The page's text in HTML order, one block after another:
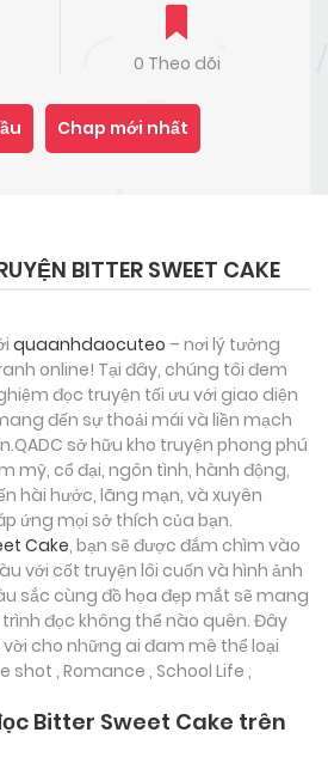
0 Theo dõi
Chap mới nhất
BITTER SWEET CAKE
quaanhdaocuteo – nơi lý tưởng
online! Tại đây, chúng tôi đem
đọc truyện tối ưu với giao diện
đến sự thoải mái và liền mạch
sở hữu kho truyện phong phú
mỹ, cổ đại, ngôn tình, hành động,
hài hước, lãng mạn, và xuyên
ứng mọi sở thích của bạn.
Cake, bạn sẽ được đắm chìm vào
với cốt truyện lôi cuốn và hình ảnh
sắc cùng đồ họa đẹp mắt sẽ mang
đọc không thể nào quên. Đây
cho những ai đam mê thể loại
shot , Romance , School Life ,
Bitter Sweet Cake trên